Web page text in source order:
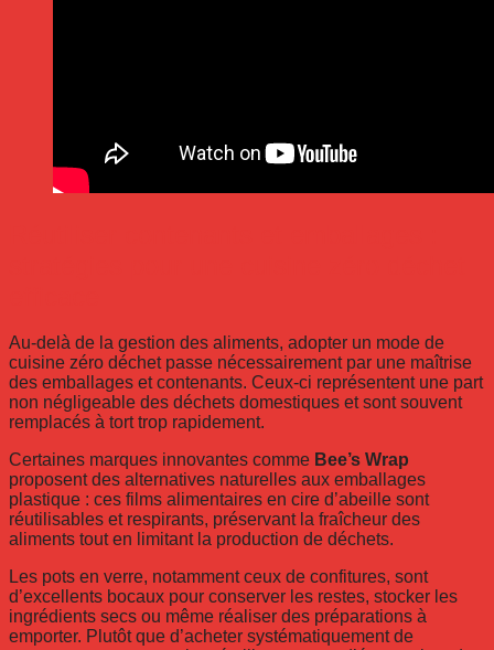
Au-delà de la gestion des aliments, adopter un mode de
cuisine zéro déchet passe nécessairement par une maîtrise
des emballages et contenants. Ceux-ci représentent une part
non négligeable des déchets domestiques et sont souvent
remplacés à tort trop rapidement.
Certaines marques innovantes comme Bee’s Wrap
proposent des alternatives naturelles aux emballages
plastique : ces films alimentaires en cire d’abeille sont
réutilisables et respirants, préservant la fraîcheur des
aliments tout en limitant la production de déchets.
Les pots en verre, notamment ceux de confitures, sont
d’excellents bocaux pour conserver les restes, stocker les
ingrédients secs ou même réaliser des préparations à
emporter. Plutôt que d’acheter systématiquement de